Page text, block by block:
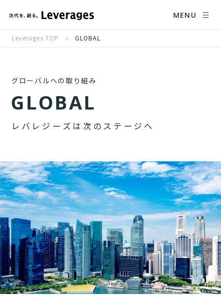
MENU
Leverages TOP GLOBAL
グローバルへの取り組み
GLOBAL
レ バ レ ジ ー ズ は 次 の ス テ ー ジ へ